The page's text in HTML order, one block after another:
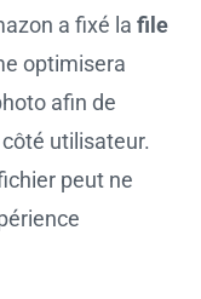
a fixé la file
optimisera
afin de
utilisateur.
peut ne